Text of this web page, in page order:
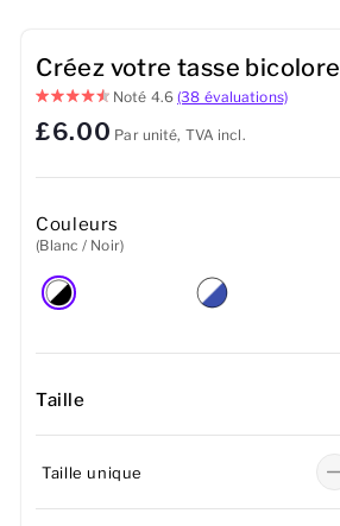
Tasses
Accessoires de sport
Créez votre tasse bicolore
Noté 4.6(38 évaluations)
£6.00 Par unité, TVA incl.
Couleurs
(Blanc / Noir)
Taille
Taille unique